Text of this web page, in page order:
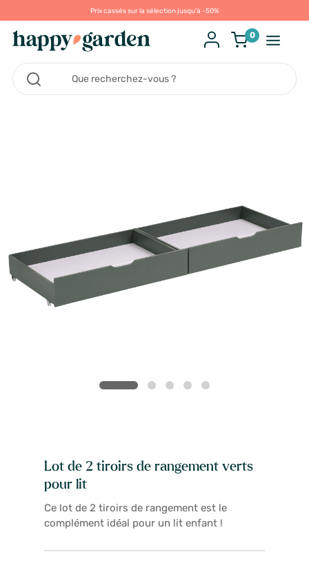
Prix cassés sur la sélection jusqu'à -50%
0
Lot de 2 tiroirs de rangement verts
pour lit
Ce lot de 2 tiroirs de rangement est le
complément idéal pour un lit enfant !